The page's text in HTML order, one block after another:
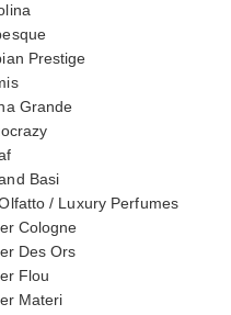
Prestige
Grande
Basi
/ Luxury Perfumes
Cologne
Des Ors
Flou
Materi